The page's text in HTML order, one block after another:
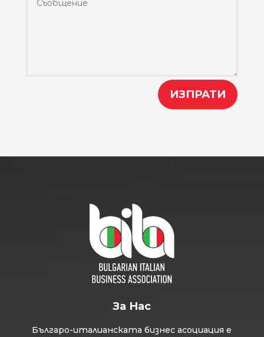
ИЗПРАТИ
За Нас
Българо-италианската бизнес асоциация е